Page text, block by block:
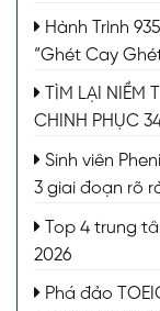
Hành Trình
“Ghét Cay
TÌM LẠI NIỀM
CHINH PHỤC
Sinh viên
3 giai đoạn rõ
Top 4 trung
2026
Phá đảo